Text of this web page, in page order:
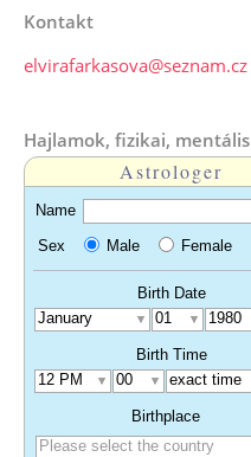
Kontakt
elvirafarkasova@seznam.cz
Hajlamok, fizikai, mentális